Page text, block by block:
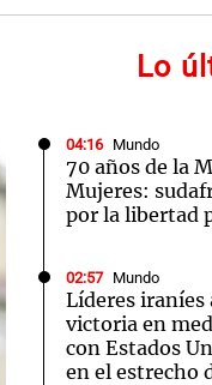
Lo
04:16 Mundo
70 años de la
Mujeres:
por la libertad
02:57 Mundo
Líderes iraníes
victoria en
con Estados
en el estrecho